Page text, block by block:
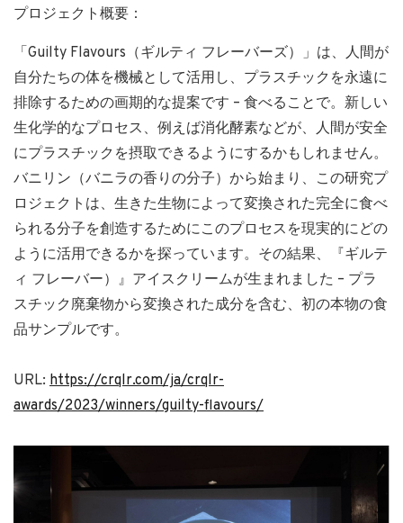
プロジェクト概要：
「Guilty Flavours（ギルティ フレーバーズ）」は、人間が
自分たちの体を機械として活用し、プラスチックを永遠に
排除するための画期的な提案です – 食べることで。新しい
生化学的なプロセス、例えば消化酵素などが、人間が安全
にプラスチックを摂取できるようにするかもしれません。
バニリン（バニラの香りの分子）から始まり、この研究プ
ロジェクトは、生きた生物によって変換された完全に食べ
られる分子を創造するためにこのプロセスを現実的にどの
ように活用できるかを探っています。その結果、『ギルテ
ィ フレーバー）』アイスクリームが生まれました – プラ
スチック廃棄物から変換された成分を含む、初の本物の食
品サンプルです。
URL: https://crqlr.com/ja/crqlr-
awards/2023/winners/guilty-flavours/